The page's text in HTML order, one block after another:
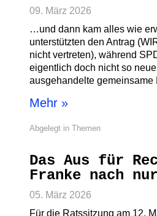
09. März 2026
…und dann kam alles wie
unterstützten den Antrag
nicht vertreten), während
eigentlich doch nicht so
ausgehandelte
Mehr »
Abgelegt in Themen
Das Aus für
Franke nach
05. März 2026
Für die Ratssitzung am 12.